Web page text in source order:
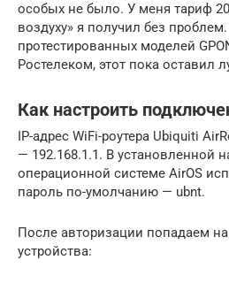
особых не было. У меня тариф
воздуху» я получил без
протестированных моделей
Ростелеком, этот пока оставил
Как настроить
IP-адрес WiFi-роутера Ubiquiti
— 192.168.1.1. В установленной
операционной системе AirOS
пароль по-умолчанию — ubnt.
После авторизации попадаем на
устройства: